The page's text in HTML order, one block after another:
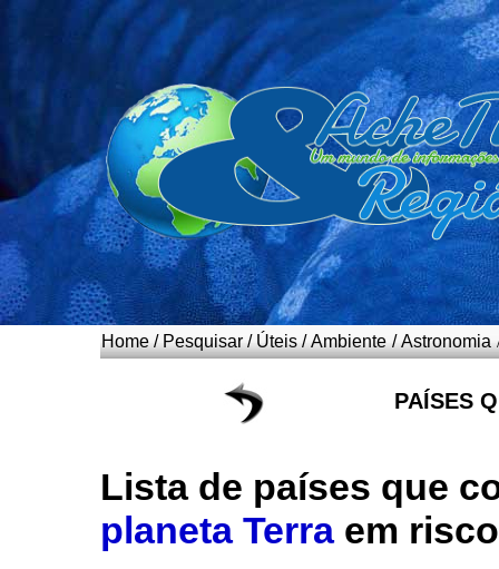
Home / Pesquisar / Úteis /Ambiente /Astronomia
PAÍSES
Lista de países que
planeta Terraem